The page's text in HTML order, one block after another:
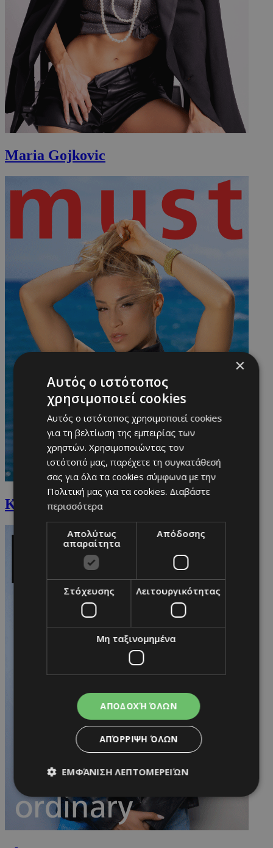
Maria Gojkovic
Καρολίνα Πελενδρίτου
×
Αυτός ο ιστότοπος
χρησιμοποιεί cookies
Αυτός ο ιστότοπος χρησιμοποιεί cookies
για τη βελτίωση της εμπειρίας των
χρηστών. Χρησιμοποιώντας τον
ιστότοπό μας, παρέχετε τη συγκατάθεσή
σας για όλα τα cookies σύμφωνα με την
Πολιτική μας για τα cookies. Διαβάστε
περισσότερα
Απολύτως
απαραίτητα
Απόδοσης
Στόχευσης Λειτουργικότητας
Μη ταξινομημένα
ΑΠΟΔΟΧΉ ΌΛΩΝ
ΑΠΌΡΡΙΨΗ ΌΛΩΝ
ΕΜΦΆΝΙΣΗ ΛΕΠΤΟΜΕΡΕΙΏΝ
Απολύτως απαραίτητα
Απόδοσης